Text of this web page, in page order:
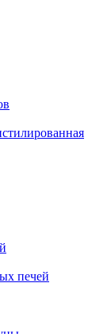
печей